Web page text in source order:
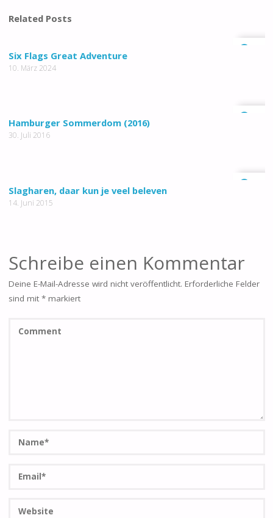
Related Posts
Six Flags Great Adventure
10. März 2024
Hamburger Sommerdom (2016)
30. Juli 2016
Slagharen, daar kun je veel beleven
14. Juni 2015
Schreibe einen Kommentar
Deine E-Mail-Adresse wird nicht veröffentlicht. Erforderliche Felder
sind mit *markiert